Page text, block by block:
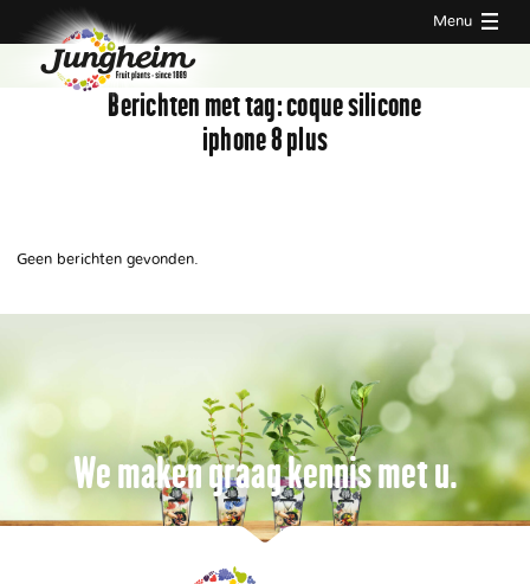
Menu
Berichten met tag:coque silicone
iphone 8 plus
Geen berichten gevonden.
We maken graag kennis met u.